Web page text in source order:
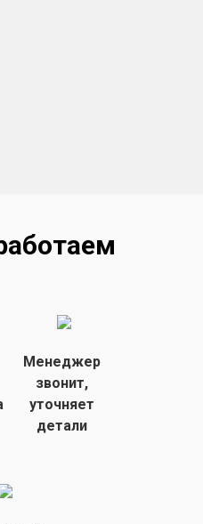
Менеджер
звонит,
уточняет
детали